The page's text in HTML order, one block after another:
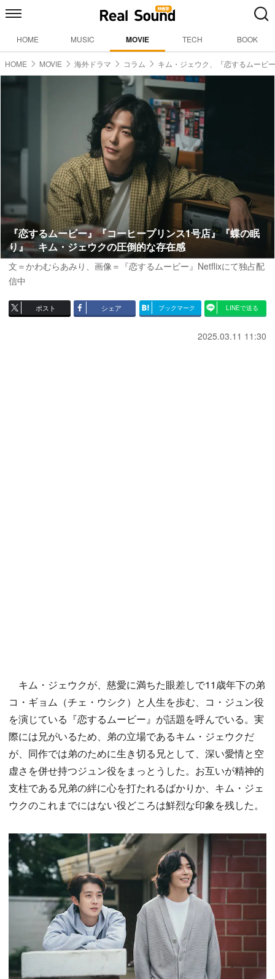
HOME MUSIC MOVIE TECH BOOK
HOME MOVIE 海外ドラマ コラム キム・ジェウク、『恋するムービ
『恋するムービー』『コーヒープリンス1号店』『蝶の眠
り』 キム・ジェウクの圧倒的な存在感
文＝かわむらあみり 、画像＝『恋するムービー』Netflixにて独占配
信中
ポスト シェア ブックマーク LINEで送る
2025.03.11 11:30
キム・ジェウクが、慈愛に満ちた眼差しで11歳年下の弟
コ・ギョム（チェ・ウシク）と人生を歩む、コ・ジュン役
を演じている『恋するムービー』が話題を呼んでいる。実
際には兄がいるため、弟の立場であるキム・ジェウクだ
が、同作では弟のために生き切る兄として、深い愛情と空
虚さを併せ持つジュン役をまっとうした。お互いが精神的
支柱である兄弟の絆に心を打たれるばかりか、キム・ジェ
ウクのこれまでにはない役どころは鮮烈な印象を残した。